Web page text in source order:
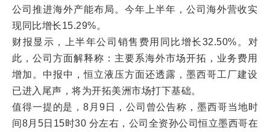
公司推进海外产能布局。今年上半年，公司海外营收实
现同比增长15.29%。
财报显示，上半年公司销售费用同比增长32.50%。对
此，公司方面解释称：主要系海外市场开拓，业务费用
增加。中报中，恒立液压方面还透露，墨西哥工厂建设
已进入尾声，将为开拓美洲市场打下基础。
值得一提的是，8月9日，公司曾公告称，墨西哥当地时
间8月5日15时30 分左右，公司全资孙公司恒立墨西哥在